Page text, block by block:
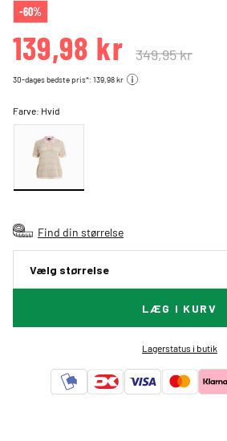
-60%
139,98 kr 349,95 kr
30-dages bedste pris*: 139,98 kr
Farve: Hvid
Find din størrelse
Vælg størrelse
LÆG I KURV
Lagerstatus i butik